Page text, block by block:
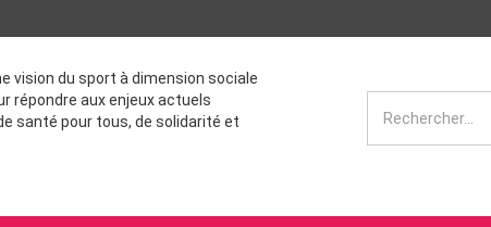
vision du sport à dimension sociale
répondre aux enjeux actuels
santé pour tous, de solidarité et